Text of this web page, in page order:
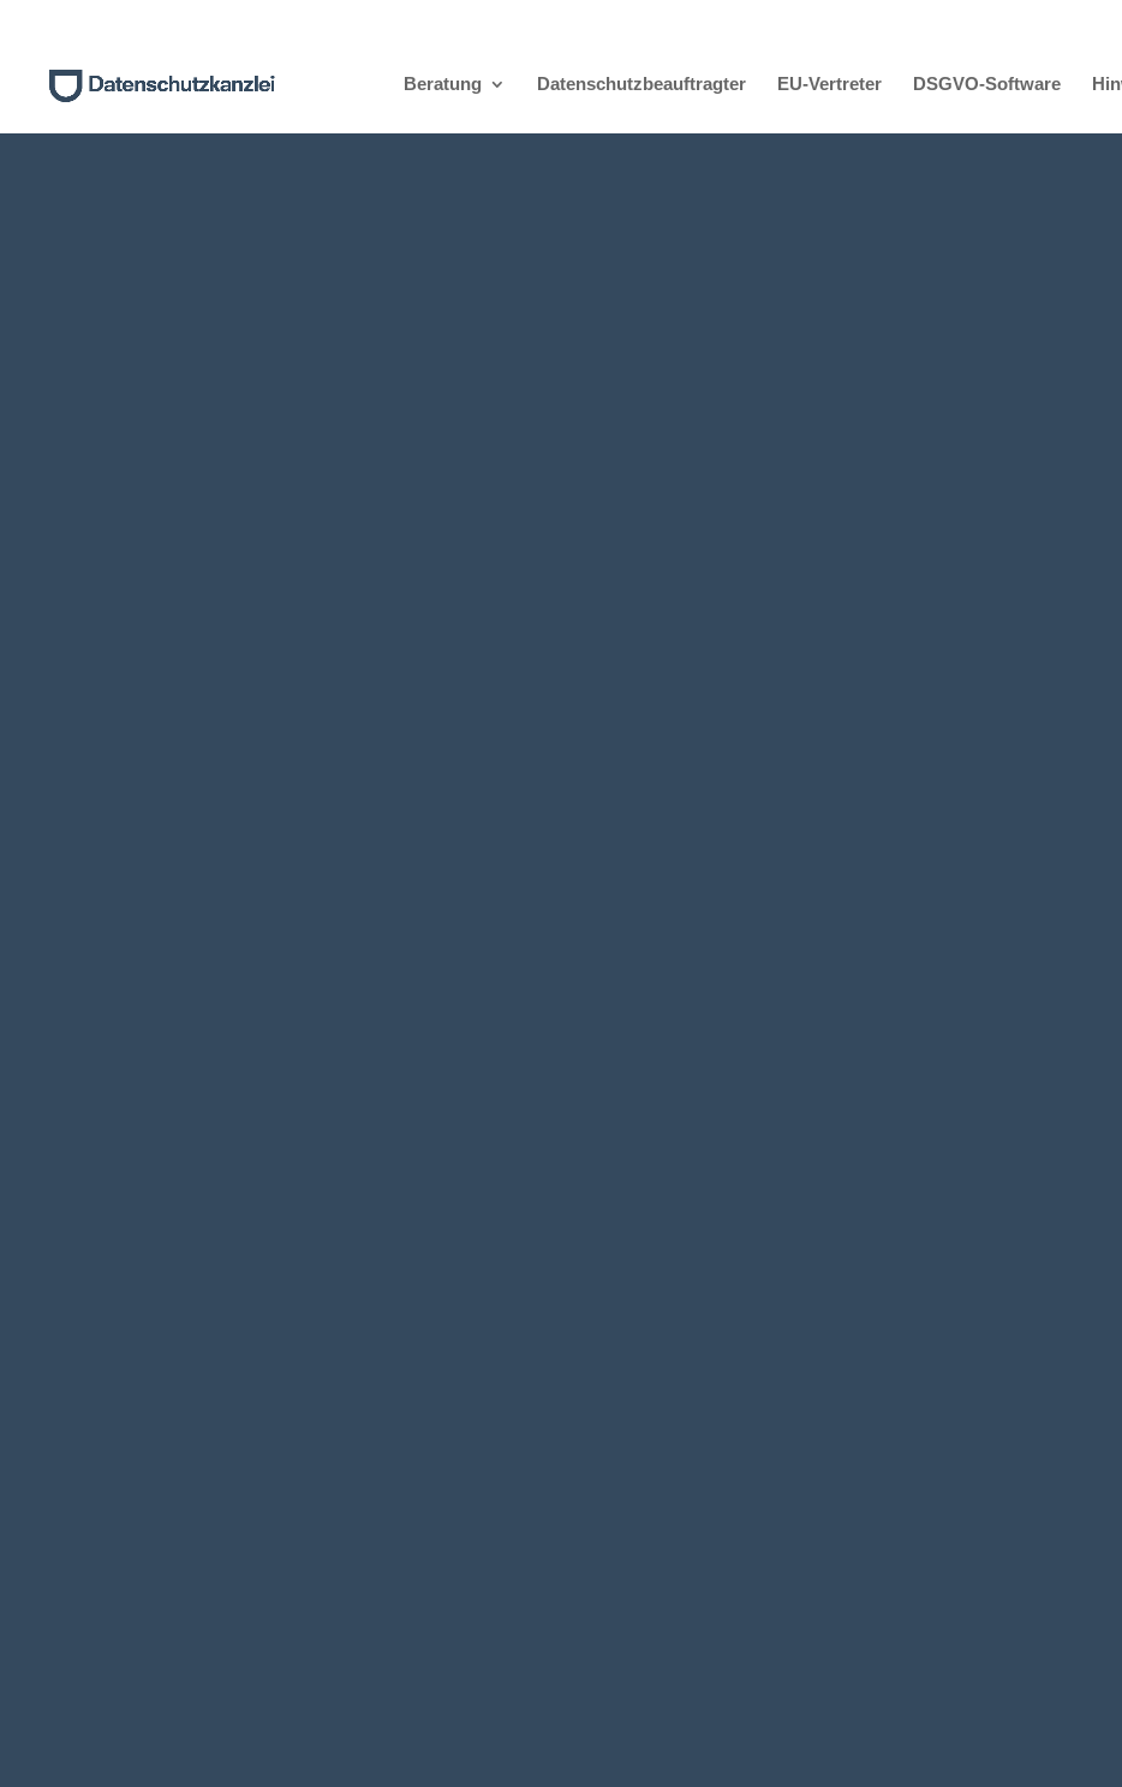
Beratung Datenschutzbeauftragter EU-Vertreter DSGVO-Software